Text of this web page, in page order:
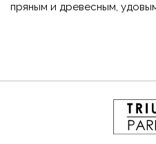
пряным и древесным,